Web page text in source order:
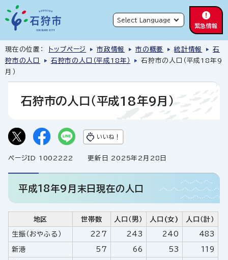
緊急情報
現在の位置： トップページ 市政情報 市の概要 統計情報
石
狩市の人口
石狩市の人口（平成18年）
石狩市の人口（平成18年9
月）
石狩市の人口（平成18年9月）
いいね！
ページID 1002222 更新日 2025年2月28日
平成18年9月末日現在の人口
地区 世帯数 人口（男） 人口(女) 人口（計）
生振（おやふる） 227 243 240 483
新港 57 66 53 119